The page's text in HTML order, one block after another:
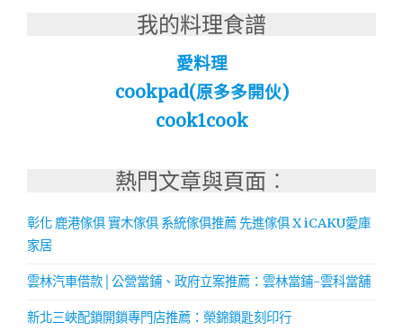
我的料理食譜
愛料理
cookpad(原多多開伙)
cook1cook
熱門文章與頁面︰
彰化 鹿港傢俱 實木傢俱 系統傢俱推薦 先進傢俱 X iCAKU愛庫
家居
雲林汽車借款│公營當鋪、政府立案推薦：雲林當鋪-雲科當舖
新北三峽配鎖開鎖專門店推薦：榮錦鎖匙刻印行